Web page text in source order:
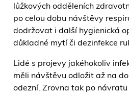
lůžkových odděleních
po celou dobu návštěvy
dodržovat i další hygienická
důkladné mytí či dezinfekce
Lidé s projevy jakéhokoliv
měli návštěvu odložit až na
odezní. Zrovna tak po návratu